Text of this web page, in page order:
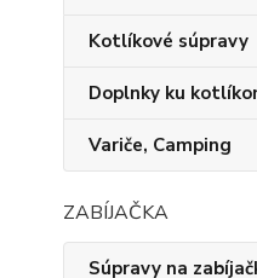
Kotlíkové súpravy
Doplnky ku
Variče, Camping
ZABÍJAČKA
Súpravy na